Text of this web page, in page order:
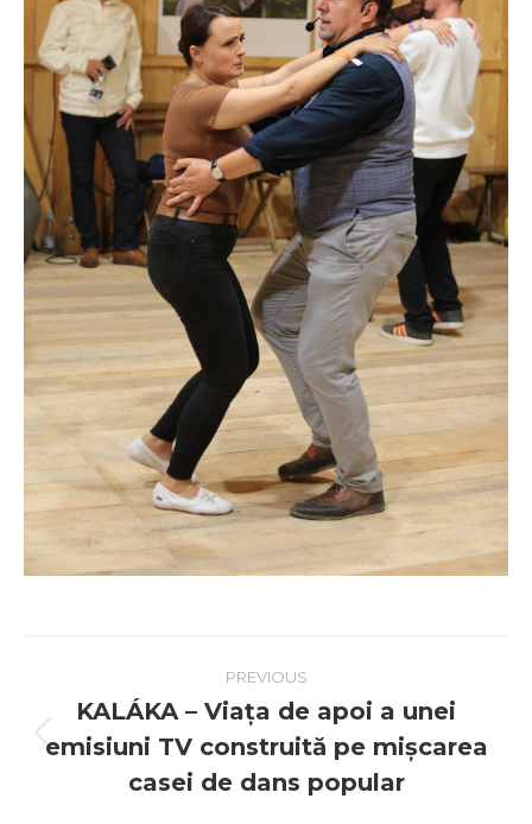
navigation
PREVIOUS
Previous
post:
KALÁKA – Viața de apoi a unei
emisiuni TV construită pe mișcarea
casei de dans popular